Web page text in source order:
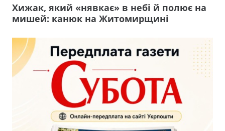
Хижак, який «нявкає» в небі й полює на
мишей: канюк на Житомирщині